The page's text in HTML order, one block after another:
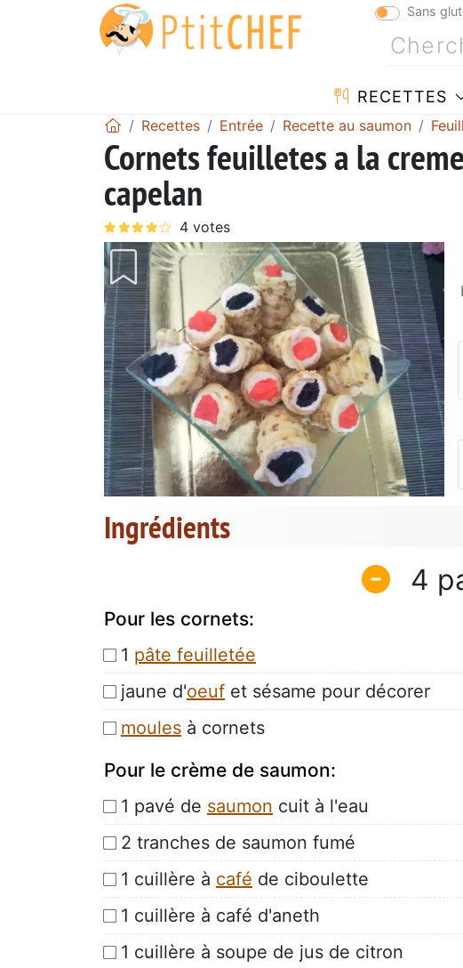
Sans
RECETTES
Recettes Entrée Recette au saumon
Cornets feuilletes a la
capelan
Ingrédients
4
Pour les cornets:
1 pâte feuilletée
jaune d'oeuf et sésame pour décorer
moules à cornets
Pour le crème de saumon:
1 pavé de saumon cuit à l'eau
2 tranches de saumon fumé
1 cuillère à café de ciboulette
1 cuillère à café d'aneth
1 cuillère à soupe de jus de citron